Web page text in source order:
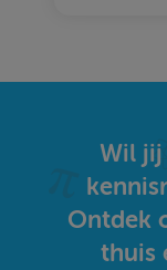
Wil
Ontdek
thuis